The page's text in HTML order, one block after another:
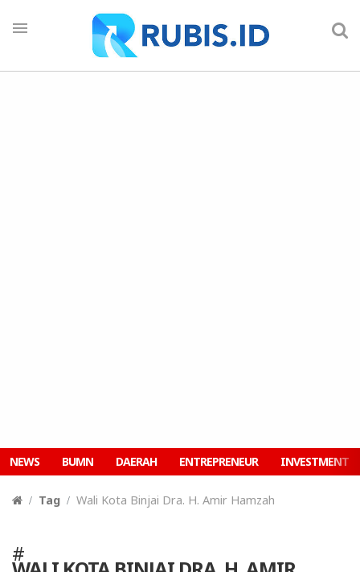
NEWS BUMN DAERAH ENTREPRENEUR INVESTMENT
Tag Wali Kota Binjai Dra. H. Amir Hamzah
#